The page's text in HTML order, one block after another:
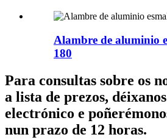
Alambre de aluminio
180
Para consultas sobre os
a lista de prezos,
electrónico e
nun prazo de 12 horas.